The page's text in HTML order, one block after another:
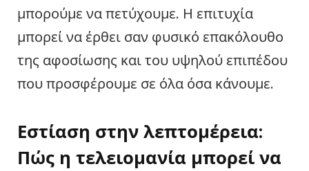
μπορούμε να πετύχουμε. Η επιτυχία
μπορεί να έρθει σαν φυσικό επακόλουθο
της αφοσίωσης και του υψηλού επιπέδου
που προσφέρουμε σε όλα όσα κάνουμε.
Εστίαση στην λεπτομέρεια:
Πώς η τελειομανία μπορεί να